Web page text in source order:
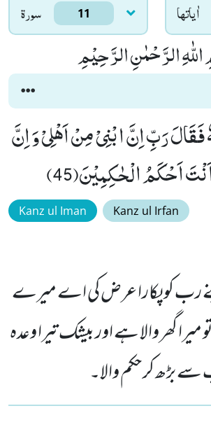
سورۃ 11 اٰياتها
الرَّحْمٰنِ الرَّحِیْمِ
رَبِّ اِنَّ ابْنِیْ مِنْ اَهْلِیْ وَ اِنَّ
اَحْكَمُ الْحٰكِمِیْنَ(45)
Kanz ul Iman Kanz ul Irfan
رب کو پکارا عرض کی اے میرے
میرا گھر والا ہے اور بیشک تیرا وعدہ
بڑھ کر حکم والا۔